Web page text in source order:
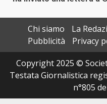
Chi siamo
La
Pubblicità
Privacy
Copyright 2025 ©
Testata Giornalistica
n°805